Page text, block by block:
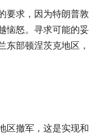
要求，因为特朗普敦
恼怒。寻求可能的妥
东部顿涅茨克地区，
区撤军，这是实现和